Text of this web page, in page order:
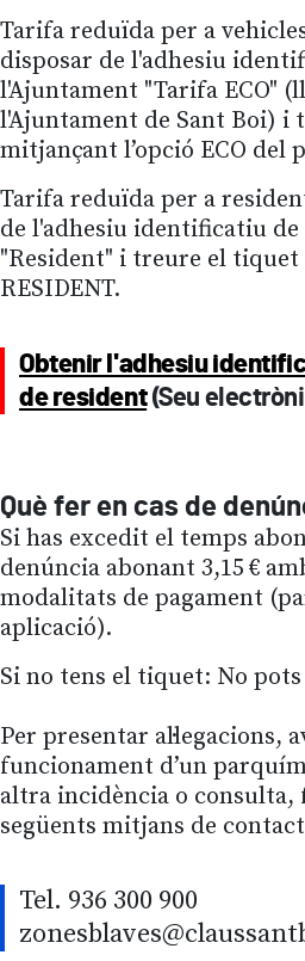
Tarifa reduïda per a
disposar de l'adhesiu
l'Ajuntament "Tarifa ECO"
l'Ajuntament de Sant Boi) i
mitjançant l’opció ECO del
Tarifa reduïda per a
de l'adhesiu identificatiu
"Resident" i treure el tiquet
RESIDENT.
Obtenir l'adhesiu
de resident(Seu
Què fer en cas de
Si has excedit el temps
denúncia abonant 3,15 €
modalitats de pagament
aplicació).
Si no tens el tiquet: No pots
Per presentar al·legacions,
funcionament d’un
altra incidència o consulta,
següents mitjans de
Tel. 936 300 900